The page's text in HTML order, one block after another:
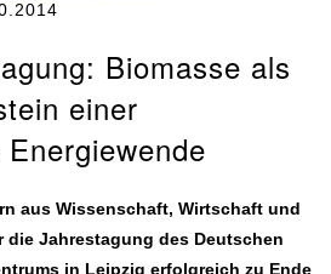
Biomasse als
einer
aus Wissenschaft, Wirtschaft und
die Jahrestagung des Deutschen
in Leipzig erfolgreich zu Ende